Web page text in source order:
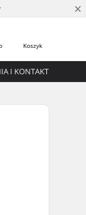
×
Koszyk
I KONTAKT